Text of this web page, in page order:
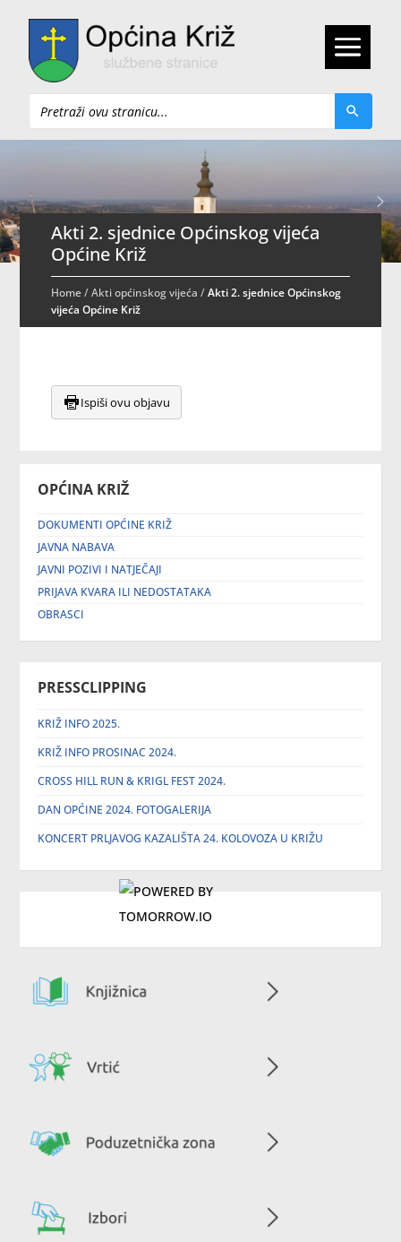
Pretraži
OPĆINA KRIŽ
DOKUMENTI OPĆINE KRIŽ
JAVNA NABAVA
JAVNI POZIVI I NATJEČAJI
PRIJAVA KVARA ILI NEDOSTATAKA
OBRASCI
PRESSCLIPPING
KRIŽ INFO 2025.
KRIŽ INFO PROSINAC 2024.
CROSS HILL RUN & KRIGL FEST 2024.
DAN OPĆINE 2024. FOTOGALERIJA
KONCERT PRLJAVOG KAZALIŠTA 24. KOLOVOZA U KRIŽU
Akti 2. sjednice Općinskog vijeća
Općine Križ
Home/Akti općinskog vijeća /Akti 2. sjednice Općinskog
vijeća Općine Križ
Ispiši ovu objavu